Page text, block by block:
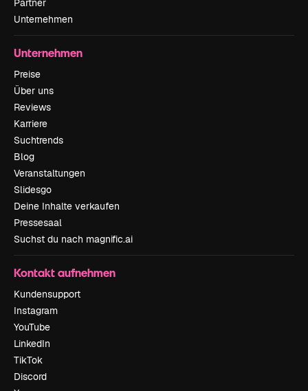
Partner
Unternehmen
Unternehmen
Preise
Über uns
Reviews
Karriere
Suchtrends
Blog
Veranstaltungen
Slidesgo
Deine Inhalte verkaufen
Pressesaal
Suchst du nach magnific.ai
Kontakt aufnehmen
Kundensupport
Instagram
YouTube
LinkedIn
TikTok
Discord